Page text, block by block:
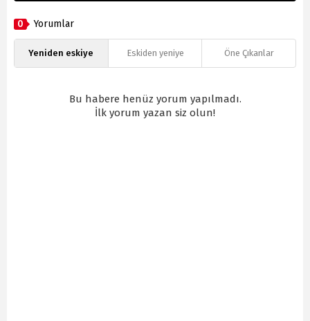
0 Yorumlar
Yeniden eskiye Eskiden yeniye Öne Çıkanlar
Bu habere henüz yorum yapılmadı.
İlk yorum yazan siz olun!